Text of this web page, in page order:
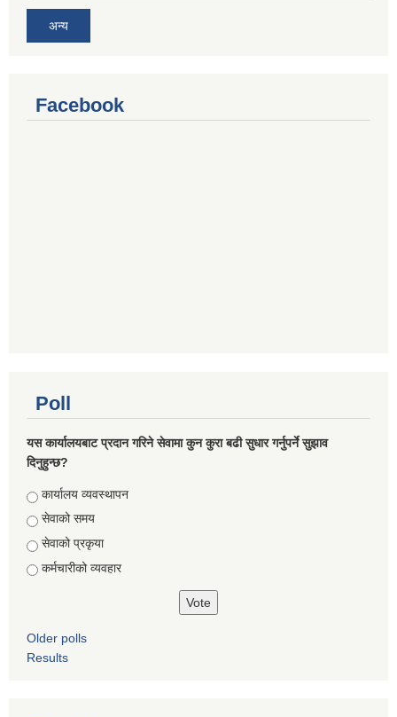
अन्य
Facebook
Poll
यस कार्यालयबाट प्रदान गरिने सेवामा कुन कुरा बढी सुधार गर्नुपर्ने सुझाव
दिनुहुन्छ?
Choices
कार्यालय व्यवस्थापन
सेवाको समय
सेवाको प्रकृया
कर्मचारीको व्यवहार
Older polls
Results